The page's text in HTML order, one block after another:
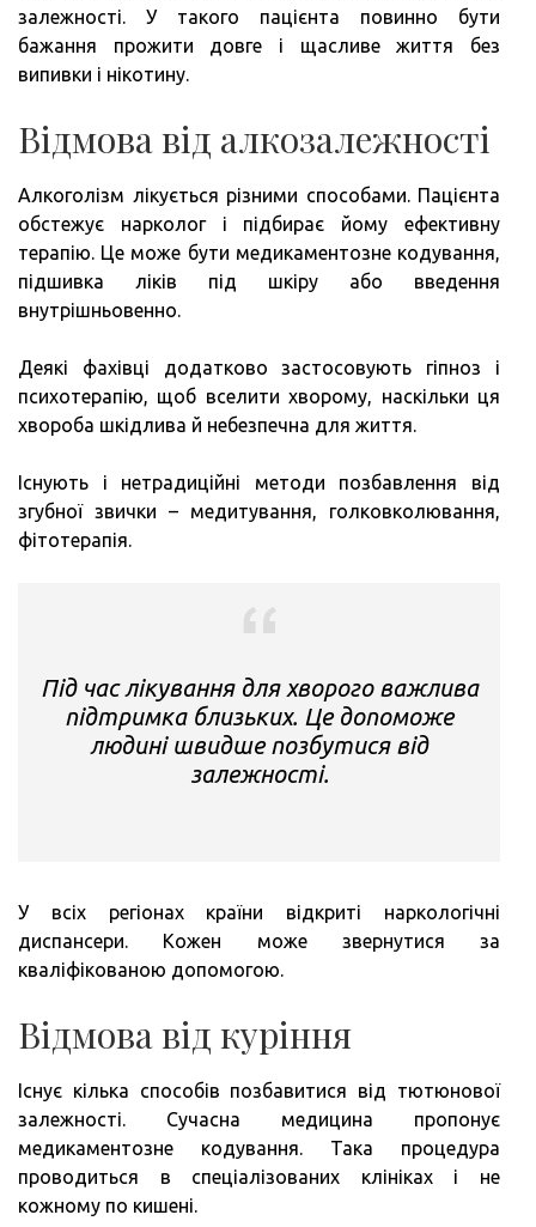
залежності. У такого пацієнта повинно бути
бажання прожити довге і щасливе життя без
випивки і нікотину.
Відмова від алкозалежності
Алкоголізм лікується різними способами. Пацієнта
обстежує нарколог і підбирає йому ефективну
терапію. Це може бути медикаментозне кодування,
підшивка ліків під шкіру або введення
внутрішньовенно.
Деякі фахівці додатково застосовують гіпноз і
психотерапію, щоб вселити хворому, наскільки ця
хвороба шкідлива й небезпечна для життя.
Існують і нетрадиційні методи позбавлення від
згубної звички – медитування, голковколювання,
фітотерапія.
Під час лікування для хворого важлива
підтримка близьких. Це допоможе
людині швидше позбутися від
залежності.
У всіх регіонах країни відкриті наркологічні
диспансери. Кожен може звернутися за
кваліфікованою допомогою.
Відмова від куріння
Існує кілька способів позбавитися від тютюнової
залежності. Сучасна медицина пропонує
медикаментозне кодування. Така процедура
проводиться в спеціалізованих клініках і не
кожному по кишені.